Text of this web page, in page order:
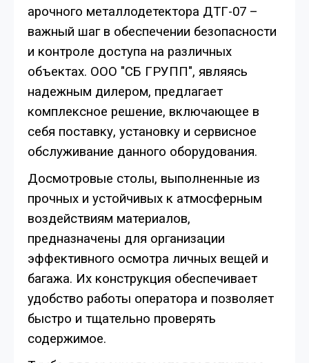
арочного металлодетектора ДТГ-07 –
важный шаг в обеспечении безопасности
и контроле доступа на различных
объектах. ООО "СБ ГРУПП", являясь
надежным дилером, предлагает
комплексное решение, включающее в
себя поставку, установку и сервисное
обслуживание данного оборудования.
Досмотровые столы, выполненные из
прочных и устойчивых к атмосферным
воздействиям материалов,
предназначены для организации
эффективного осмотра личных вещей и
багажа. Их конструкция обеспечивает
удобство работы оператора и позволяет
быстро и тщательно проверять
содержимое.